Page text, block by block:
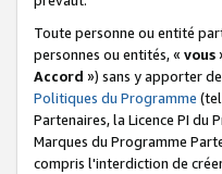
Toute personne ou entité
personnes ou entités, « vous
Accord ») sans y apporter
Politiques du Programme
Partenaires, la Licence PI du
Marques du Programme
compris l'interdiction de